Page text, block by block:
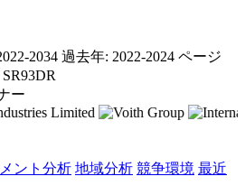
2034 過去年: 2022-2024 ページ
ー
ント分析 地域分析 競争環境 最近